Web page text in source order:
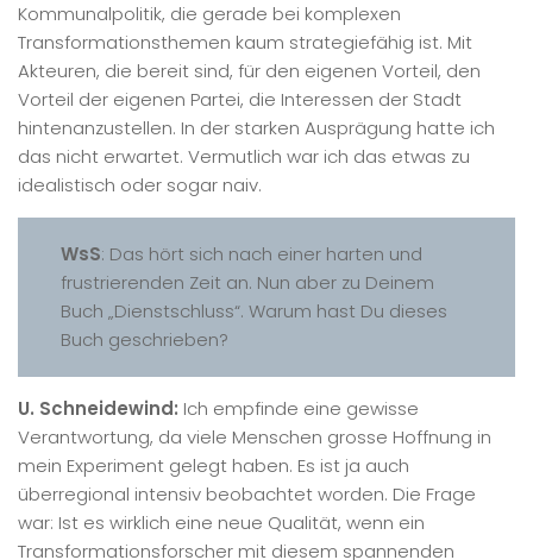
Kommunalpolitik, die gerade bei komplexen
Transformationsthemen kaum strategiefähig ist. Mit
Akteuren, die bereit sind, für den eigenen Vorteil, den
Vorteil der eigenen Partei, die Interessen der Stadt
hintenanzustellen. In der starken Ausprägung hatte ich
das nicht erwartet. Vermutlich war ich das etwas zu
idealistisch oder sogar naiv.
WsS: Das hört sich nach einer harten und
frustrierenden Zeit an. Nun aber zu Deinem
Buch „Dienstschluss“. Warum hast Du dieses
Buch geschrieben?
U. Schneidewind: Ich empfinde eine gewisse
Verantwortung, da viele Menschen grosse Hoffnung in
mein Experiment gelegt haben. Es ist ja auch
überregional intensiv beobachtet worden. Die Frage
war: Ist es wirklich eine neue Qualität, wenn ein
Transformationsforscher mit diesem spannenden